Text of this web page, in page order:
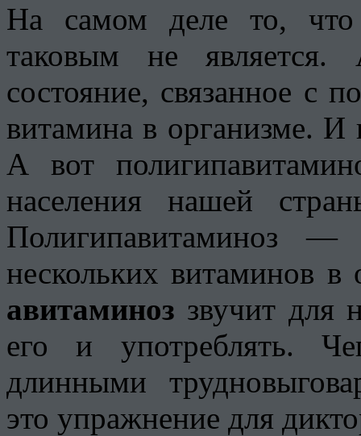
На самом деле то, что
таковым не
состояние, связанное с
витамина в организме. И
А вот
населения нашей
Полигипавитаминоз —
нескольких витаминов
авитаминоз звучит для
его и употреблять.
длинными
это упражнение для